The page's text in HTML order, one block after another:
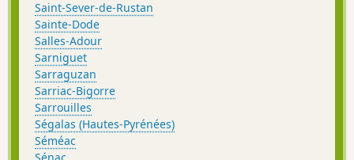
Saint-Sever-de-Rustan
Sainte-Dode
Salles-Adour
Sarniguet
Sarraguzan
Sarriac-Bigorre
Sarrouilles
Ségalas (Hautes-Pyrénées)
Séméac